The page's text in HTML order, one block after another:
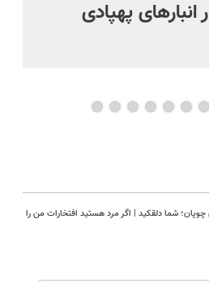
پهپادی
چوپان؛‌ شما دلقکید | اگر مرد هستید افتخارات من را